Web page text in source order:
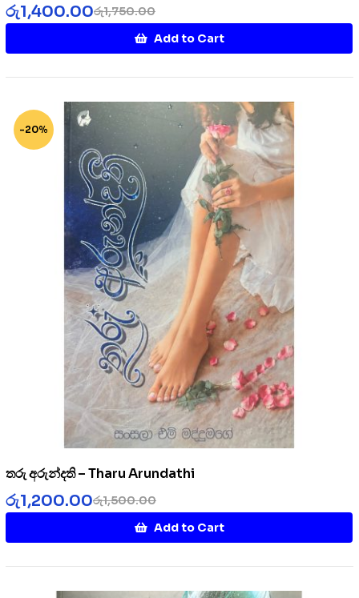
රු1,750.00
රු1,400.00
Add to Cart
-20%
තරු අරුන්දති – Tharu Arundathi
රු1,500.00
රු1,200.00
Add to Cart